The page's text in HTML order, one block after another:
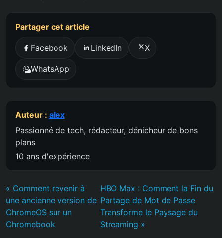
Partager cet article
Facebook LinkedIn X
WhatsApp
Auteur : alex
Passionné de tech, rédacteur, dénicheur de bons
plans
10 ans d'expérience
« Comment revenir à
une ancienne version de
ChromeOS sur un
Chromebook
HBO Max : Comment la Fin du
Partage de Mot de Passe
Transforme le Paysage du
Streaming »